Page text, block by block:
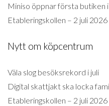
Miniso öppnar första butiken
Etableringskollen – 2 juli 2026
Nytt om köpcentrum
Väla slog besöksrekord i juli
Digital skattjakt ska locka
Etableringskollen – 2 juli 2026